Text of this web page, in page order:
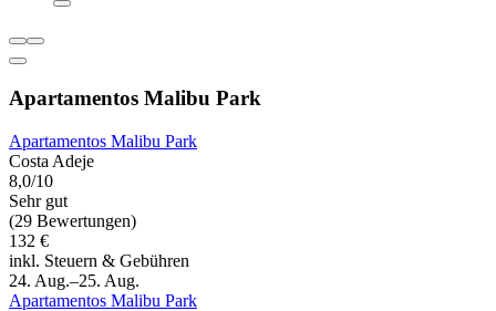
Apartamentos Malibu Park
Apartamentos Malibu Park
Costa Adeje
8,0/10
Sehr gut
(29 Bewertungen)
132 €
inkl. Steuern & Gebühren
24. Aug.–25. Aug.
Apartamentos Malibu Park